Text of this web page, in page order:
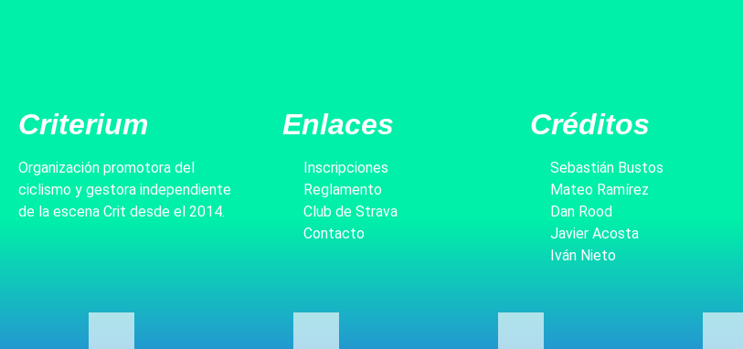
Criterium
Organización promotora del
ciclismo y gestora independiente
de la escena Crit desde el 2014.
Enlaces
Inscripciones
Reglamento
Club de Strava
Contacto
Créditos
Sebastián Bustos
Mateo Ramírez
Dan Rood
Javier Acosta
Iván Nieto